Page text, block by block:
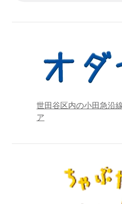
世田谷区内の小田急沿
ア